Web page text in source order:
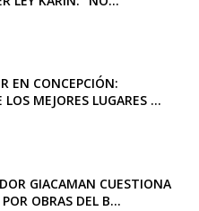
EN CONCEPCIÓN:
LOS MEJORES LUGARES ...
GIACAMAN CUESTIONA
OBRAS DEL B...